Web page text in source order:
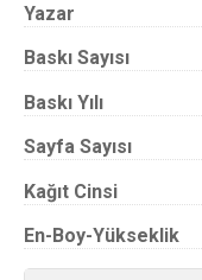
Yazar
Baskı Sayısı
Baskı Yılı
Sayfa Sayısı
Kağıt Cinsi
En-Boy-Yükseklik